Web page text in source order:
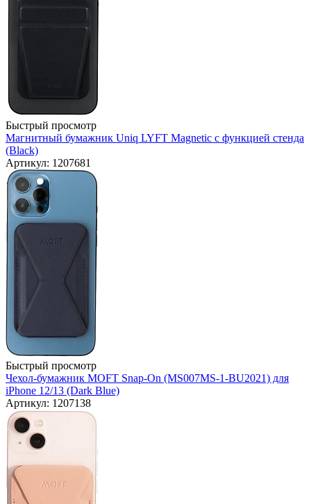
Быстрый просмотр
Магнитный бумажник Uniq LYFT Magnetic с функцией стенда
(Black)
Артикул: 1207681
Быстрый просмотр
Чехол-бумажник MOFT Snap-On (MS007MS-1-BU2021) для
iPhone 12/13 (Dark Blue)
Артикул: 1207138